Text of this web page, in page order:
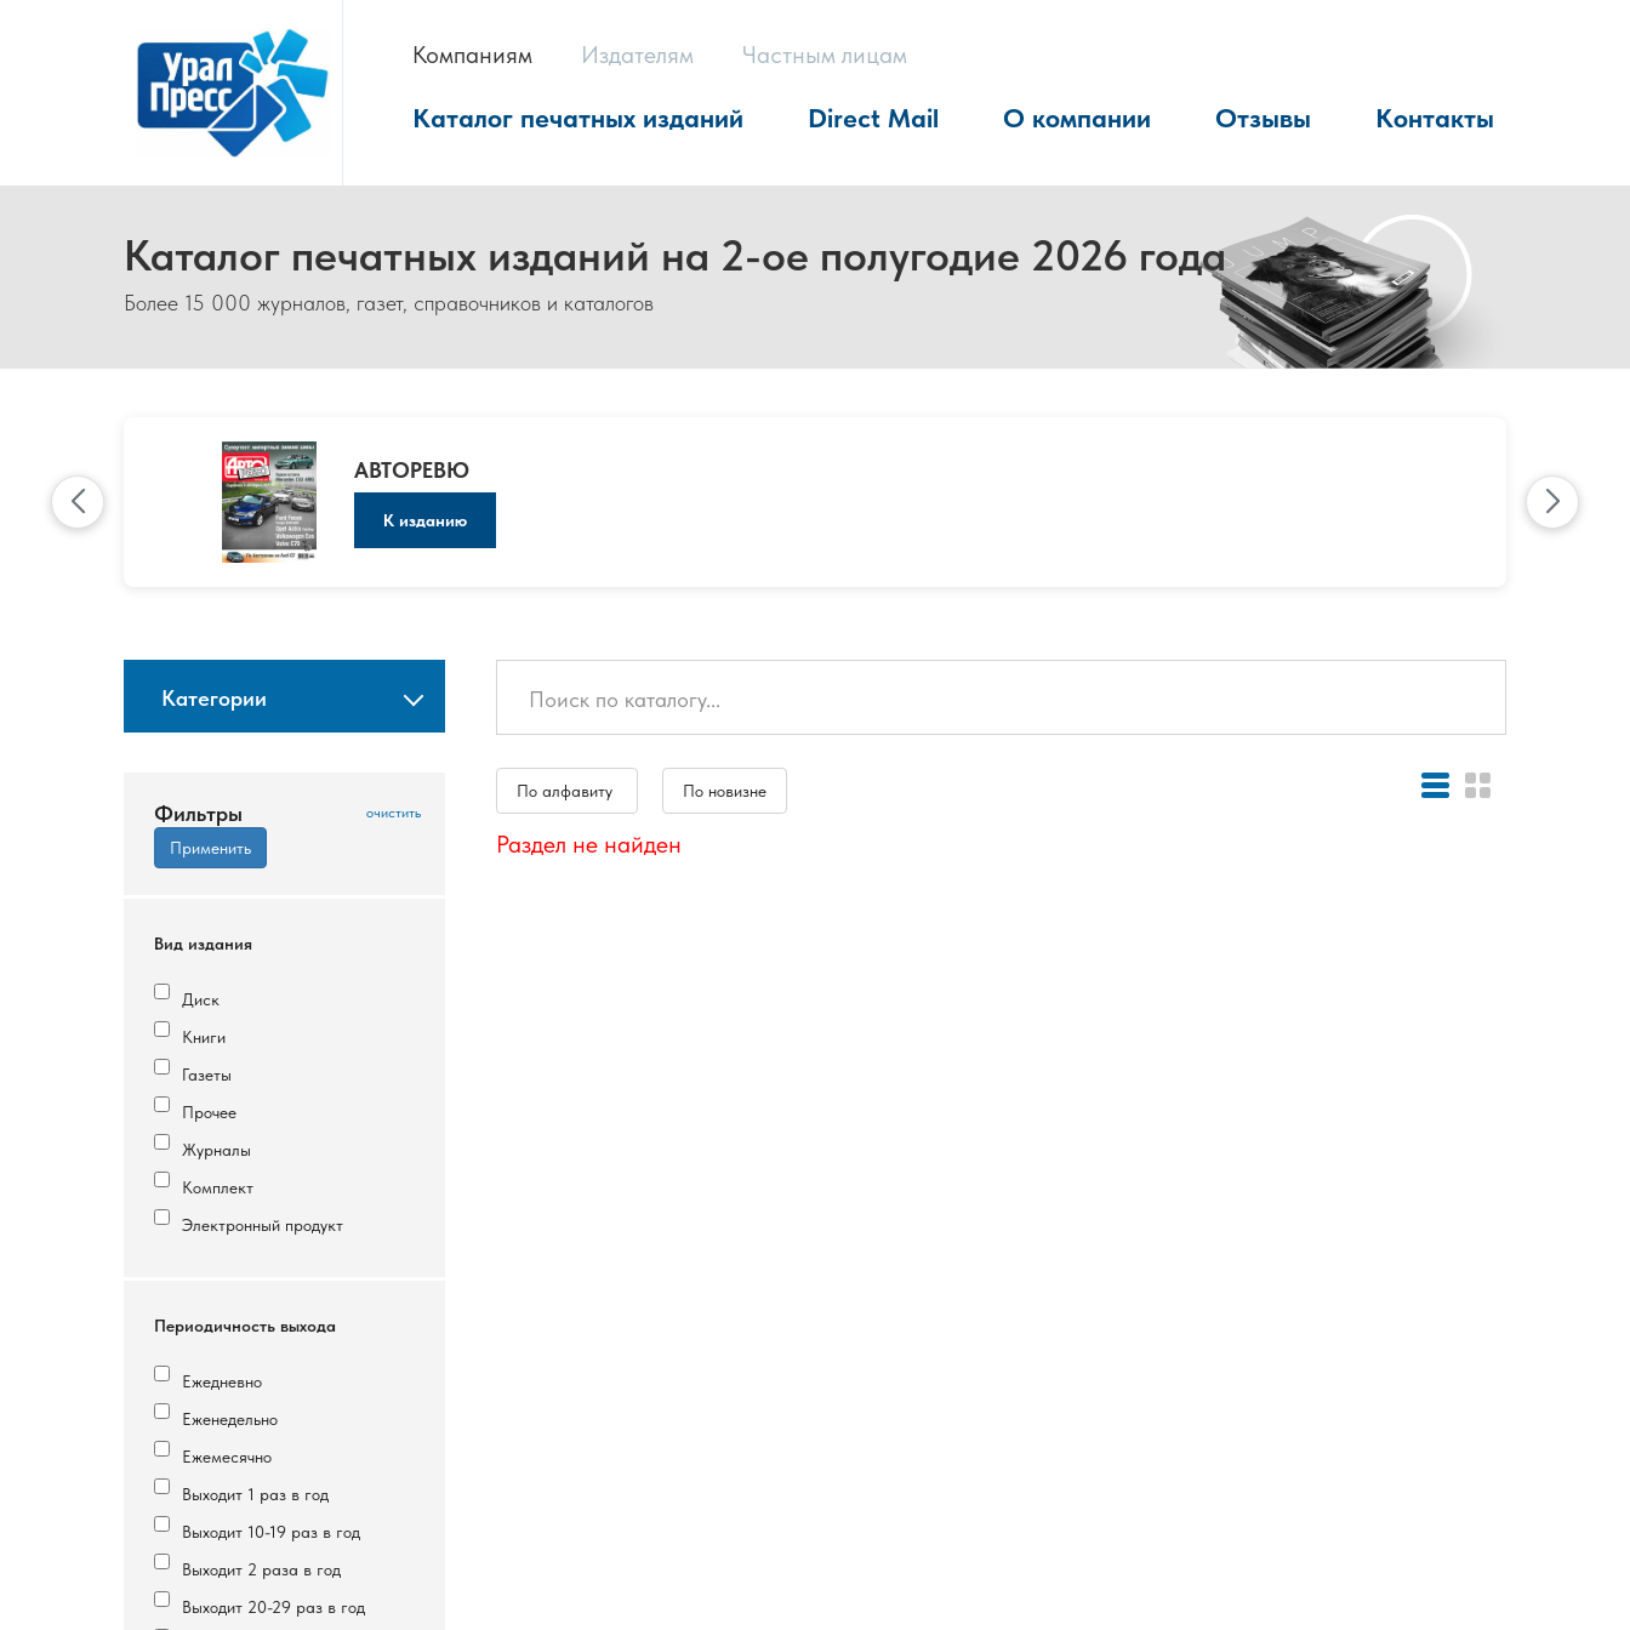
Компаниям Издателям Частным лицам
Каталог печатных изданий Direct Mail О компании Отзывы Контакты
Каталог печатных изданий на 2-ое полугодие 2026 года
Более 15 000 журналов, газет, справочников и каталогов
АВТОРЕВЮ
К изданию
Категории
Фильтры
Вид издания
Диск
Книги
Газеты
Прочее
Журналы
Комплект
Электронный продукт
Периодичность выхода
Ежедневно
Еженедельно
Ежемесячно
Выходит 1 раз в год
Выходит 10-19 раз в год
Выходит 2 раза в год
Выходит 20-29 раз в год
По алфавиту По новизне
Раздел не найден